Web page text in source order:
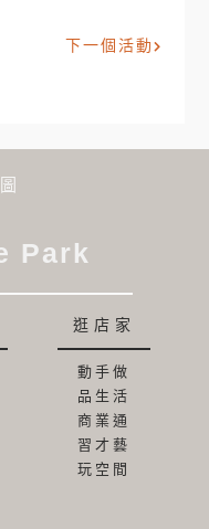
下一個活動
Park
逛店家
動手做
品生活
商業通
習才藝
玩空間